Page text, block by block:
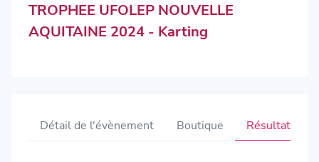
Détail de l'évènement Boutique Résultats
TROPHEE UFOLEP NOUVELLE
AQUITAINE 2024 - Karting